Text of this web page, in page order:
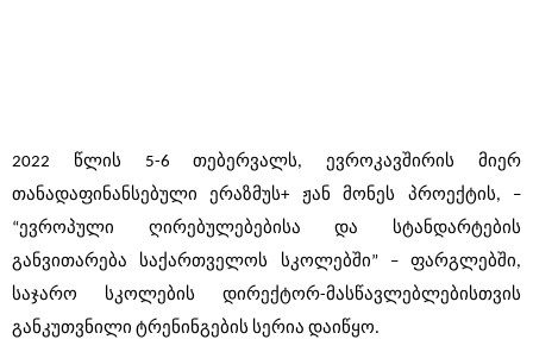
2022 წლის 5-6 თებერვალს, ევროკავშირის მიერ
თანადაფინანსებული ერაზმუს+ ჟან მონეს პროექტის, –
“ევროპული ღირებულებებისა და სტანდარტების
განვითარება საქართველოს სკოლებში” – ფარგლებში,
საჯარო სკოლების დირექტორ-მასწავლებლებისთვის
განკუთვნილი ტრენინგების სერია დაიწყო.